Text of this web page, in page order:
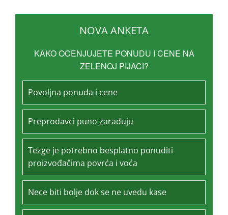
NOVA ANKETA
KAKO OCENJUJETE PONUDU I CENE NA
ZELENOJ PIJACI?
Povoljna ponuda i cene
Preprodavci puno zarađuju
Tezge je potrebno besplatno ponuditi
proizvođačima povrća i voća
Nece biti bolje dok se ne uvedu kase